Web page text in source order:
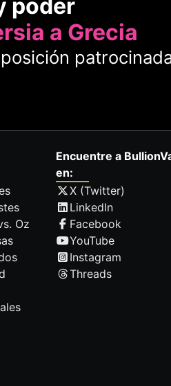
poder
a Grecia
Oz
Encuentre a
en:
X (Twitter)
LinkedIn
Facebook
YouTube
Instagram
Threads